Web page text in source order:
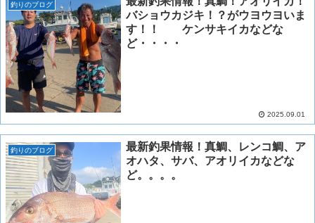
釣りのブログ
バショウカジキ！？がウヨウヨいま
す！！ ケンサキイカなどな
ど・・・・
2025.09.01
釣りのブログ
最新釣果情報！真鯛、レンコ鯛、ア
オハタ、サバ、アオリイカなどな
ど。。。。